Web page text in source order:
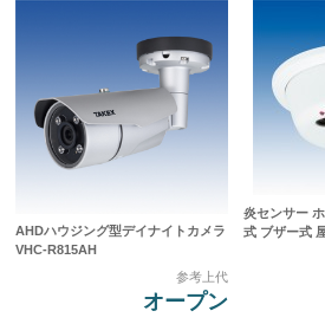
AHDハウジング型デイナイトカメラ
VHC-R815AH
参考上代
オープン
炎センサー
式 ブザー式